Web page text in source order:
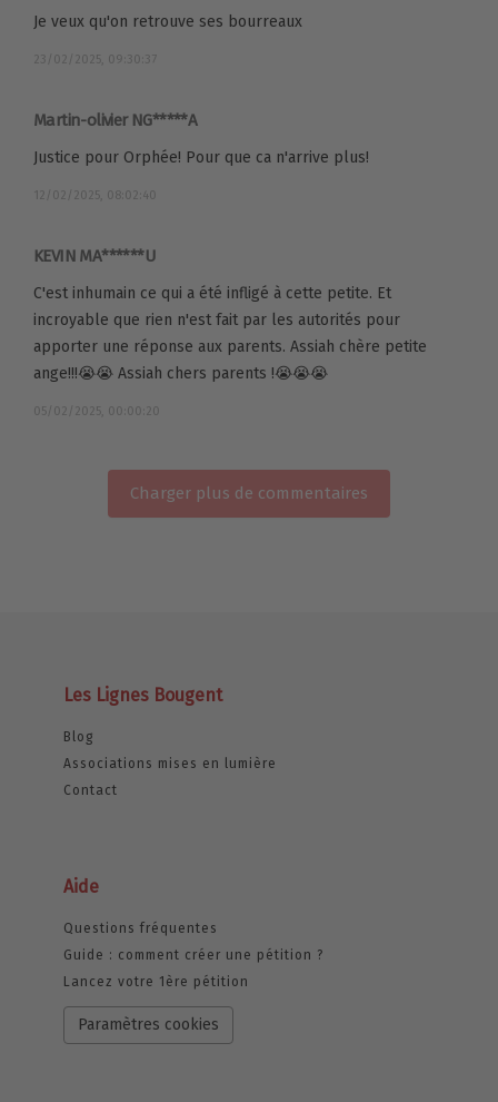
Je veux qu'on retrouve ses bourreaux
23/02/2025, 09:30:37
Martin-olivier NG*****A
Justice pour Orphée! Pour que ca n'arrive plus!
12/02/2025, 08:02:40
KEVIN MA******U
C'est inhumain ce qui a été infligé à cette petite. Et
incroyable que rien n'est fait par les autorités pour
apporter une réponse aux parents. Assiah chère petite
ange!!!😭😭 Assiah chers parents !😭😭😭
05/02/2025, 00:00:20
Charger plus de commentaires
Les Lignes Bougent
Blog
Associations mises en lumière
Contact
Aide
Questions fréquentes
Guide : comment créer une pétition ?
Lancez votre 1ère pétition
Paramètres cookies